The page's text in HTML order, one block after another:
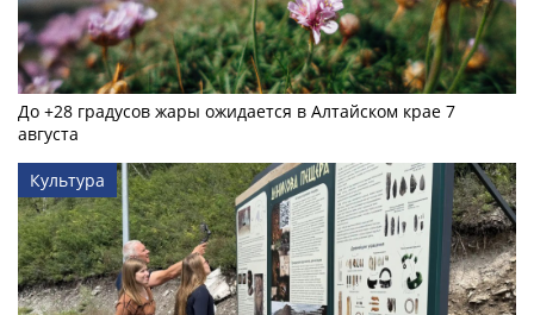
До +28 градусов жары ожидается в Алтайском крае 7
августа
Культура